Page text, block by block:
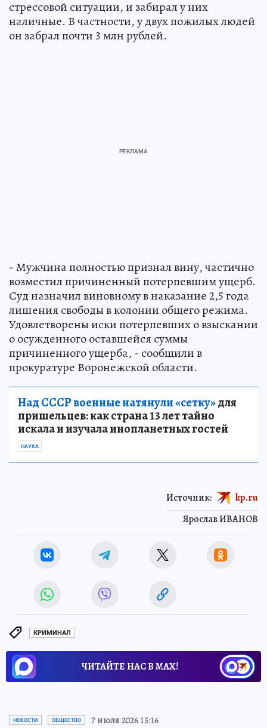
стрессовой ситуации, и забирал у них
наличные. В частности, у двух пожилых людей
он забрал почти 3 млн рублей.
- Мужчина полностью признал вину, частично
возместил причиненный потерпевшим ущерб.
Суд назначил виновному в наказание 2,5 года
лишения свободы в колонии общего режима.
Удовлетворены иски потерпевших о взыскании
о осужденного оставшейся суммы
причиненного ущерба, - сообщили в
прокуратуре Воронежской области.
Над СССР военные натянули «сетку»для
пришельцев: как страна 13 лет тайно
искала и изучала инопланетных гостей
НАУКА
Ярослав ИВАНОВ
Источник: kp.ru
КРИМИНАЛ
ЧИТАЙТЕ НАС В МАХ!
НОВОСТИ ОБЩЕСТВО 7 июля 2026 15:16